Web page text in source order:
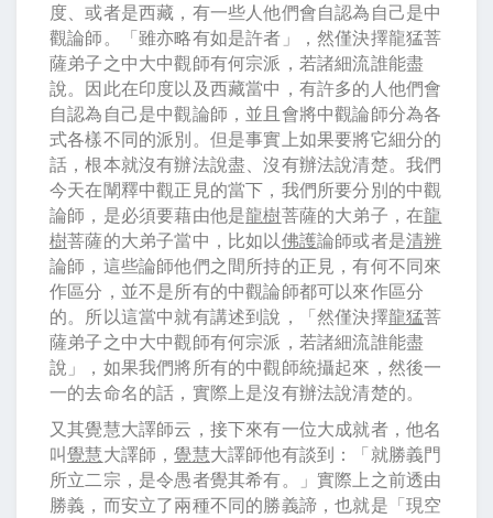
度、或者是西藏，有一些人他們會自認為自己是中
觀論師。「雖亦略有如是許者」，然僅決擇龍猛菩
薩弟子之中大中觀師有何宗派，若諸細流誰能盡
說。因此在印度以及西藏當中，有許多的人他們會
自認為自己是中觀論師，並且會將中觀論師分為各
式各樣不同的派別。但是事實上如果要將它細分的
話，根本就沒有辦法說盡、沒有辦法說清楚。我們
今天在闡釋中觀正見的當下，我們所要分別的中觀
論師，是必須要藉由他是龍樹菩薩的大弟子，在龍
樹菩薩的大弟子當中，比如以佛護論師或者是清辨
論師，這些論師他們之間所持的正見，有何不同來
作區分，並不是所有的中觀論師都可以來作區分
的。所以這當中就有講述到說，「然僅決擇龍猛菩
薩弟子之中大中觀師有何宗派，若諸細流誰能盡
說」，如果我們將所有的中觀師統攝起來，然後一
一的去命名的話，實際上是沒有辦法說清楚的。
又其覺慧大譯師云，接下來有一位大成就者，他名
叫覺慧大譯師，覺慧大譯師他有談到：「就勝義門
所立二宗，是令愚者覺其希有。」實際上之前透由
勝義，而安立了兩種不同的勝義諦，也就是「現空